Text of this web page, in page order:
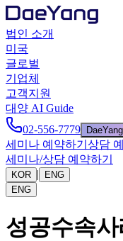
법인 소개
미국
글로벌
기업체
고객지원
대양 AI Guide
02-556-7779
세미나 예약하기 상담
세미나/상담 예약하기
KOR |
ENG
ENG
성공수속사